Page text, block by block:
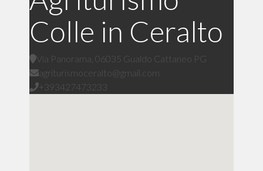
Colle in Ceralto
Via Panorama, 06035 Gualdo Cattaneo PG
agriturismoceralto@gmail.com
+393427473233